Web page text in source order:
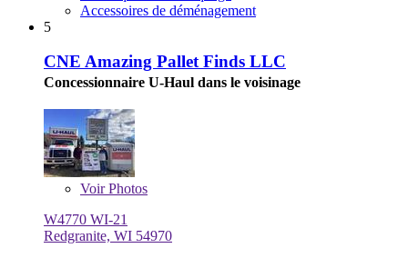
Accessoires de déménagement
5
CNE Amazing Pallet Finds LLC
Concessionnaire U-Haul dans le voisinage
VoirPhotos
W4770 WI-21
Redgranite, WI 54970